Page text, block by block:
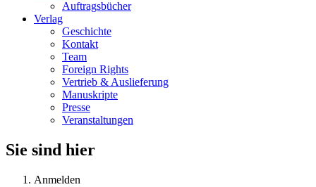
Auftragsbücher
Verlag
Geschichte
Kontakt
Team
Foreign Rights
Vertrieb & Auslieferung
Manuskripte
Presse
Veranstaltungen
Sie sind hier
Anmelden